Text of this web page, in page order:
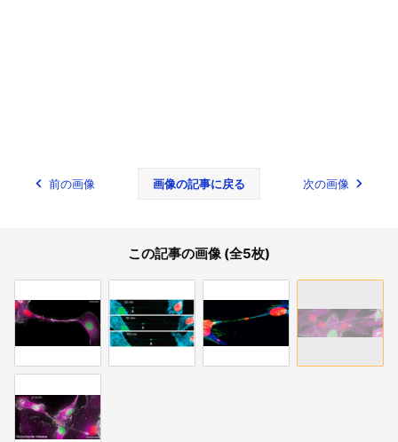
前の画像 画像の記事に戻る 次の画像
この記事の画像 (全5枚)